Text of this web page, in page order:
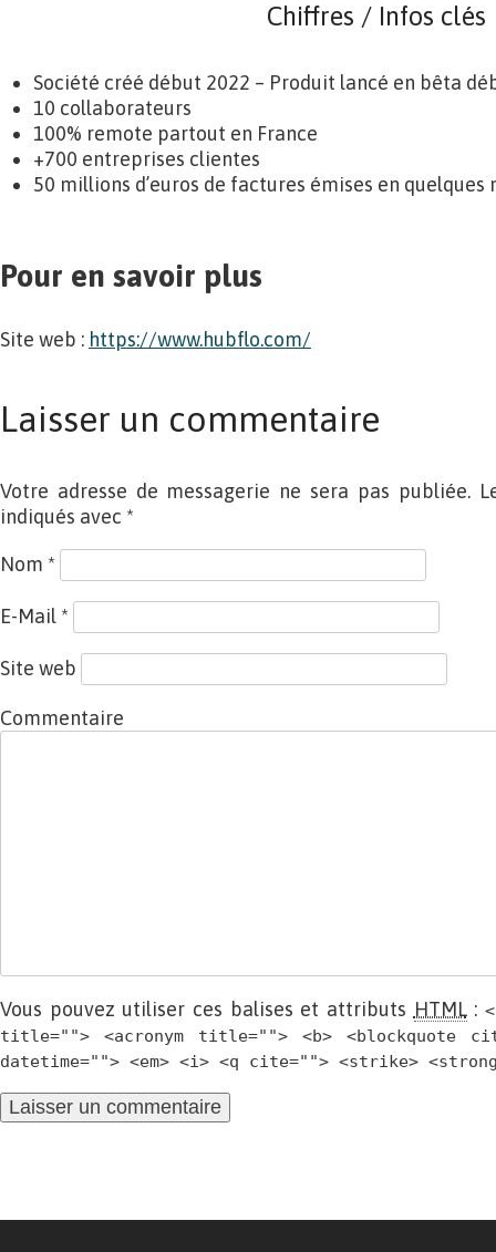
Chiffres / Infos clés
Société créé début 2022 – Produit lancé en bêta
10 collaborateurs
100% remote partout en France
+700 entreprises clientes
50 millions d’euros de factures émises en quelques
Pour en savoir plus
Site web : https://www.hubflo.com/
Laisser un commentaire
Votre adresse de messagerie ne sera pas publiée.
indiqués avec *
Nom *
E-Mail *
Site web
Commentaire
Vous pouvez utiliser ces balises et attributs HTML:
title=""> <acronym title=""> <b> <blockquote
datetime=""> <em> <i> <q cite=""> <strike>